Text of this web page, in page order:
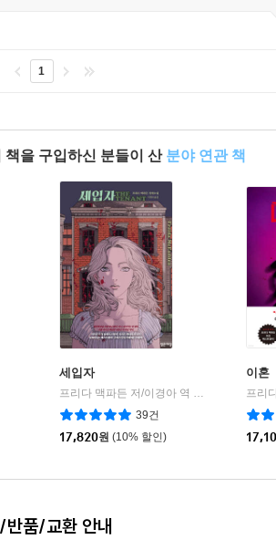
1
책을 구입하신 분들이 산 분야 연관 책
세입자
프리다 맥파든 저/이경아 역 |
39건
17,820원 (10% 할인)
이혼
프리
반품/교환 안내